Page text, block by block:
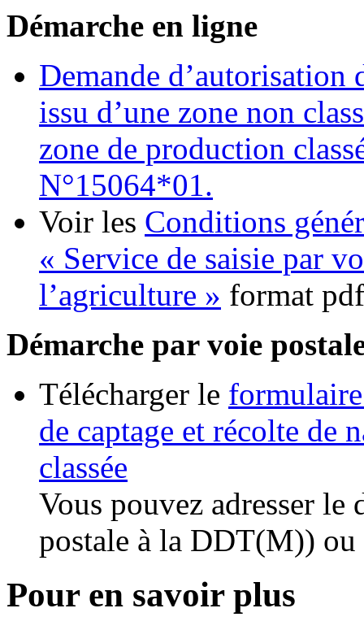
Démarche en ligne
Demande d’autorisation
issu d’une zone non
zone de production
N°15064*01.
Voir les Conditions
« Service de saisie par
l’agriculture » format pdf
Démarche par voie
Télécharger le
de captage et récolte de
classée
Vous pouvez adresser le
postale à la DDT(M))
Pour en savoir plus